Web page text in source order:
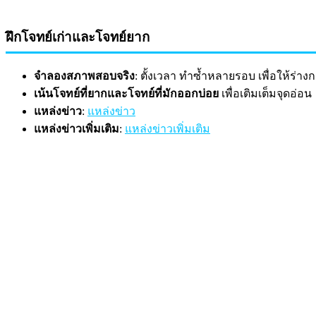
ฝึกโจทย์เก่าและโจทย์ยาก
จำลองสภาพสอบจริง: ตั้งเวลา ทำซ้ำหลายรอบ เพื่อให้ร่า
เน้นโจทย์ที่ยากและโจทย์ที่มักออกบ่อย เพื่อเติมเต็มจุดอ่อน
แหล่งข่าว: แหล่งข่าว
แหล่งข่าวเพิ่มเติม: แหล่งข่าวเพิ่มเติม